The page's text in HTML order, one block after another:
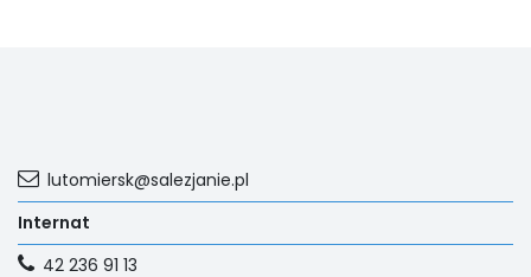
lutomiersk@salezjanie.pl
Internat
42 236 91 13